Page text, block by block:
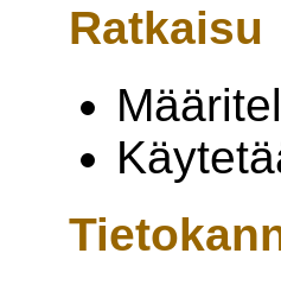
Ratkaisu